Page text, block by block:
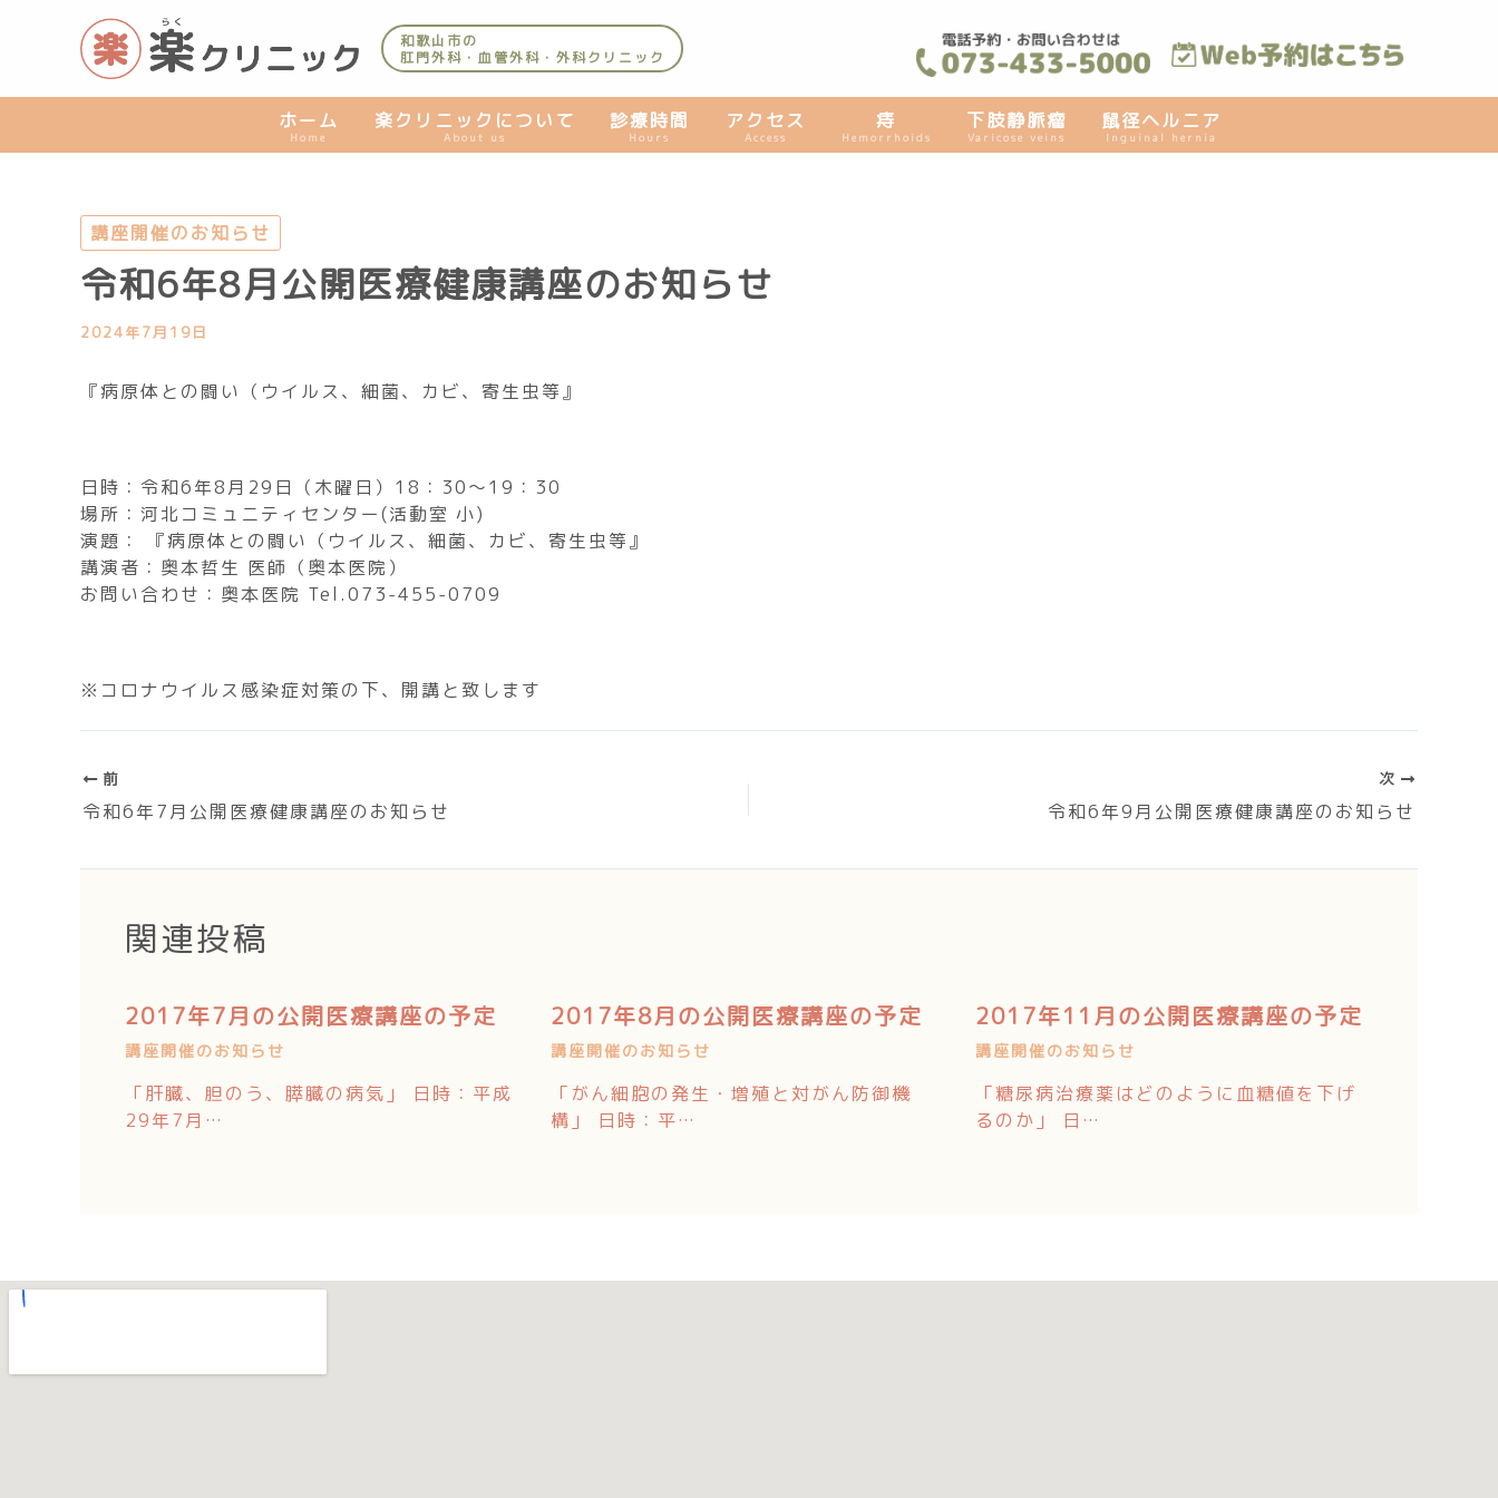
ス
和歌山市の
肛門外科・血管外科・外科クリニック
ホーム
Home
楽クリニックについて
About us
診療時間
Hours
アクセス
Access
痔
Hemorrhoids
下肢静脈瘤
Varicose veins
鼠径ヘルニア
Inguinal hernia
講座開催のお知らせ
令和6年8月公開医療健康講座のお知らせ
2024年7月19日
『病原体との闘い（ウイルス、細菌、カビ、寄生虫等』
日時：令和6年8月29日（木曜日）18：30～19：30
場所：河北コミュニティセンター(活動室 小)
演題： 『病原体との闘い（ウイルス、細菌、カビ、寄生虫等』
講演者：奥本哲生 医師（奥本医院）
お問い合わせ：奥本医院 Tel.073-455-0709
※コロナウイルス感染症対策の下、開講と致します
前
令和6年7月公開医療健康講座のお知らせ
次
令和6年9月公開医療健康講座のお知らせ
関連投稿
2017年7月の公開医療講座の予定
講座開催のお知らせ
「肝臓、胆のう、膵臓の病気」 日時：平成
29年7月…
2017年8月の公開医療講座の予定
講座開催のお知らせ
「がん細胞の発生・増殖と対がん防御機
構」 日時：平…
2017年11月の公開医療講座の予定
講座開催のお知らせ
「糖尿病治療薬はどのように血糖値を下げ
るのか」 日…